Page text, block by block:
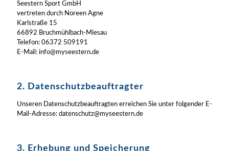
Seestern Sport GmbH
vertreten durch Noreen Agne
Karlstraße 15
66892 Bruchmühlbach-Miesau
Telefon: 06372 509191
E-Mail: info@myseestern.de
2. Datenschutzbeauftragter
Unseren Datenschutzbeauftragten erreichen Sie unter folgender E-
Mail-Adresse: datenschutz@myseestern.de
3. Erhebung und Speicherung